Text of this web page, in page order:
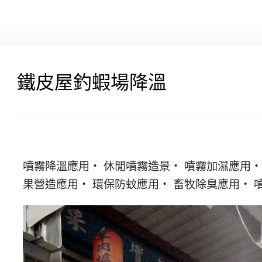
鐵皮屋釣蝦場降溫
噴霧降溫應用・ 休閒噴霧造景・ 噴霧加濕應用
果營造應用・ 環保防蚊應用・ 畜牧除臭應用・